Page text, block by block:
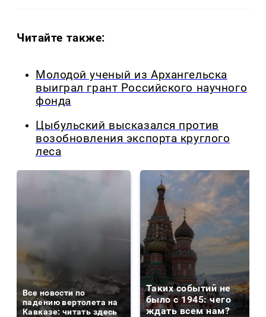
Читайте также:
Молодой ученый из Архангельска
выиграл грант Российского научного
фонда
Цыбульский высказался против
возобновления экспорта круглого
леса
Все новости по
падению вертолета на
Кавказе: читать здесь
Таких событий не
было с 1945: чего
ждать всем нам?